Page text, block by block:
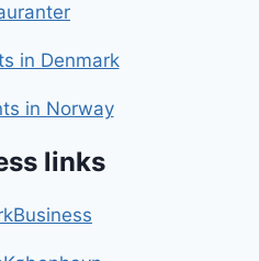
in Denmark
in Norway
links